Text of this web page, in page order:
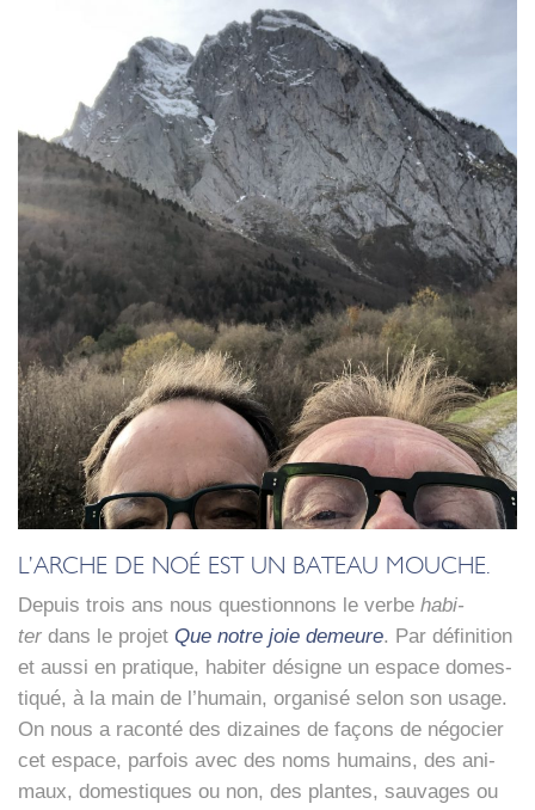
L’ARCHE DE NOÉ EST UN BATEAU MOUCHE.
Depuis trois ans nous ques­tion­nons le verbe habi­
ter dans le pro­jet Que notre joie demeure. Par défi­ni­tion
et aus­si en pra­tique, habi­ter désigne un espace domes­
ti­qué, à la main de l’humain, orga­ni­sé selon son usage.
On nous a racon­té des dizaines de façons de négo­cier
cet espace, par­fois avec des noms humains, des ani­
maux, domes­tiques ou non, des plantes, sau­vages ou